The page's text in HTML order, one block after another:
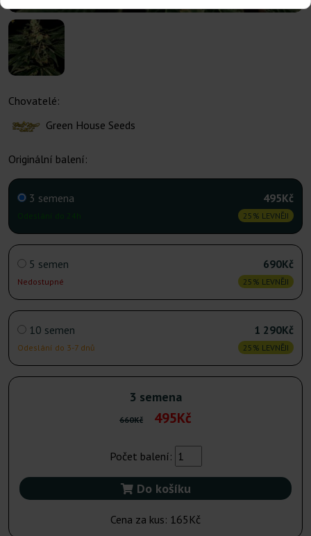
Chovatelé:
Green House Seeds
Originální balení:
3 semena 495Kč
25% LEVNĚJI
5 semen
Nedostupné
690Kč
25% LEVNĚJI
10 semen
Odeslání do 3-7 dnů
1 290Kč
25% LEVNĚJI
3 semena
660Kč 495Kč
Počet balení:
Do košíku
Cena za kus: 165Kč